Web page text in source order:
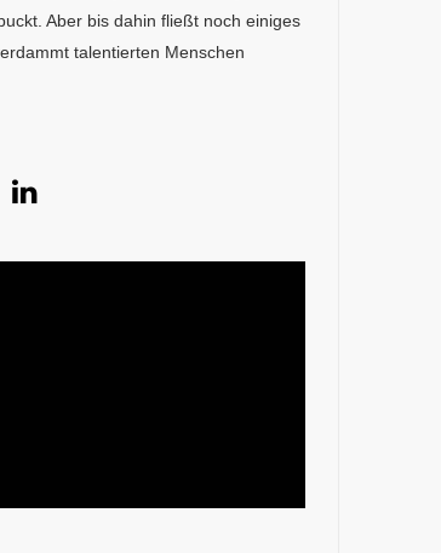
Aber bis dahin fließt noch einiges
talentierten Menschen